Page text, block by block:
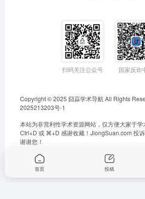
扫码关注公众号 国家反诈
Copyright © 2025 囧蒜学术导航All Rights
2025213203号-1
本站为非营利性学术资源网站，仅方便大家于
Ctrl+D 或 ⌘+D 感谢收藏！ JiongSuan.com 投
谢谢您！
首页 投稿